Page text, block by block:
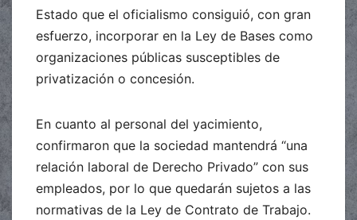
Estado que el oficialismo consiguió, con gran
esfuerzo, incorporar en la Ley de Bases como
organizaciones públicas susceptibles de
privatización o concesión.
En cuanto al personal del yacimiento,
confirmaron que la sociedad mantendrá “una
relación laboral de Derecho Privado” con sus
empleados, por lo que quedarán sujetos a las
normativas de la Ley de Contrato de Trabajo.